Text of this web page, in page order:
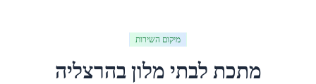
מיקום השירות
מתכת לבתי מלוןבהרצליה